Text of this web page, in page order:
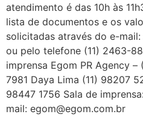
atendimento é das 10h às
lista de documentos e os
solicitadas através do e-
ou pelo telefone (11) 2463-
imprensa Egom PR Agency
7981 Daya Lima (11) 98207
98447 1756 Sala de
mail: egom@egom.com.br